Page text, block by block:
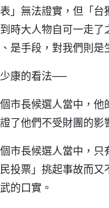
」無法證實，但「
時大人物自可一走
是手段，對我們則是
康的看法──
市長候選人當中，
了他們不受財團的影
市長候選人當中，
民投票」挑起事故而
的口實。